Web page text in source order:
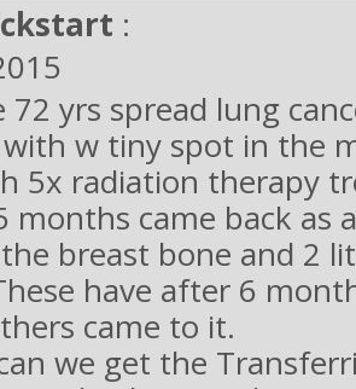
:
72 yrs spread lung
w tiny spot in the
5x radiation therapy
months came back as
breast bone and 2
have after 6
came to it.
we get the